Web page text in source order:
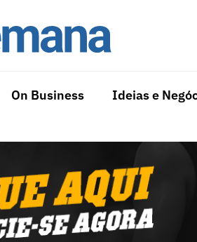
On Business Ideias e